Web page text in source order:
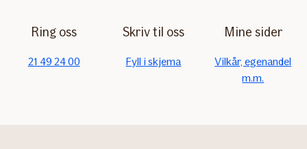
Ring oss
21 49 24 00
Skriv til oss
Fyll i skjema
Mine sider
Vilkår, egenandel
m.m.